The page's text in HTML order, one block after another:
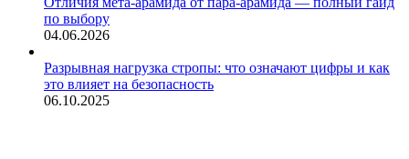
по выбору
04.06.2026
Разрывная нагрузка стропы: что означают цифры и как
это влияет на безопасность
06.10.2025